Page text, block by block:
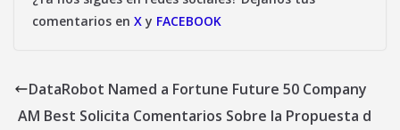
comentarios en X y FACEBOOK
DataRobot Named a Fortune Future 50 Company
AM Best Solicita Comentarios Sobre la Propuesta d